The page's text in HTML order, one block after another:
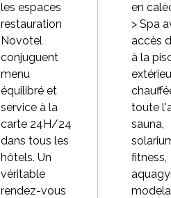
les espaces
restauration
Novotel
conjuguent
menu
équilibré et
service à la
carte 24H/24
dans tous les
hôtels. Un
véritable
rendez-vous
en
> Spa
accès
à la
toute
sauna,
fitness,